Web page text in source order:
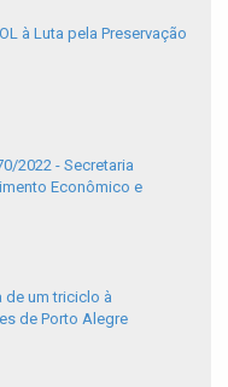
à Luta pela Preservação
2022 - Secretaria
Econômico e
de um triciclo à
de Porto Alegre